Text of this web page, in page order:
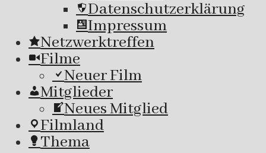
Datenschutzerklärung
Impressum
Netzwerktreffen
Filme
Neuer Film
Mitglieder
Neues Mitglied
Filmland
Thema